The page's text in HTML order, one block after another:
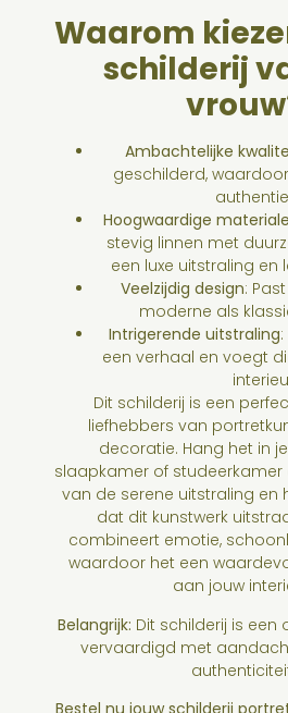
Waarom
schilderij
Ambachtelijke
geschilderd,
Hoogwaardige
stevig linnen met
een luxe uitstraling en
Veelzijdig design:
moderne als
Intrigerende uitstraling
een verhaal en voegt
Dit schilderij is een
liefhebbers van
decoratie. Hang het in
slaapkamer of studeerkamer
van de serene uitstraling en
dat dit kunstwerk
combineert emotie,
waardoor het een
aan jouw
Belangrijk: Dit schilderij is een
vervaardigd met
Bestel nu jouw schilderij